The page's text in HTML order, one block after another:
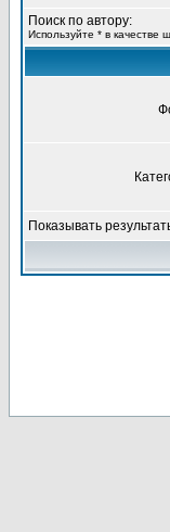
Поиск по автору:
Используйте * в качестве
Показывать